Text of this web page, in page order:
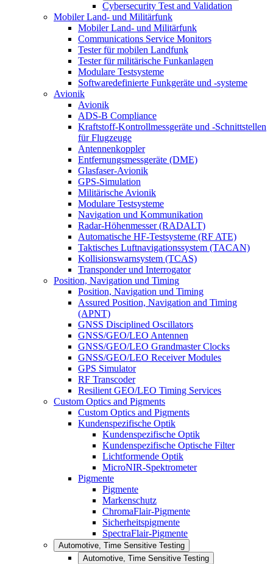
Cybersecurity Test and Validation
Mobiler Land- und Militärfunk
Mobiler Land- und Militärfunk
Communications Service Monitors
Tester für mobilen Landfunk
Tester für militärische Funkanlagen
Modulare Testsysteme
Softwaredefinierte Funkgeräte und -systeme
Avionik
Avionik
ADS-B Compliance
Kraftstoff-Kontrollmessgeräte und -Schnittstellen
für Flugzeuge
Antennenkoppler
Entfernungsmessgeräte (DME)
Glasfaser-Avionik
GPS-Simulation
Militärische Avionik
Modulare Testsysteme
Navigation und Kommunikation
Radar-Höhenmesser (RADALT)
Automatische HF-Testsysteme (RF ATE)
Taktisches Luftnavigationssystem (TACAN)
Kollisionswarnsystem (TCAS)
Transponder und Interrogator
Position, Navigation und Timing
Position, Navigation und Timing
Assured Position, Navigation and Timing
(APNT)
GNSS Disciplined Oscillators
GNSS/GEO/LEO Antennen
GNSS/GEO/LEO Grandmaster Clocks
GNSS/GEO/LEO Receiver Modules
GPS Simulator
RF Transcoder
Resilient GEO/LEO Timing Services
Custom Optics and Pigments
Custom Optics and Pigments
Kundenspezifische Optik
Kundenspezifische Optik
Kundenspezifische Optische Filter
Lichtformende Optik
MicroNIR-Spektrometer
Pigmente
Pigmente
Markenschutz
ChromaFlair-Pigmente
Sicherheitspigmente
SpectraFlair-Pigmente
Automotive, Time Sensitive Testing
Automotive, Time Sensitive Testing